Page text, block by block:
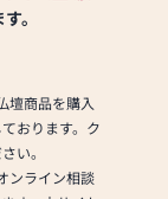
。
壇商品を購入
おります。ク
い。
ンライン相談